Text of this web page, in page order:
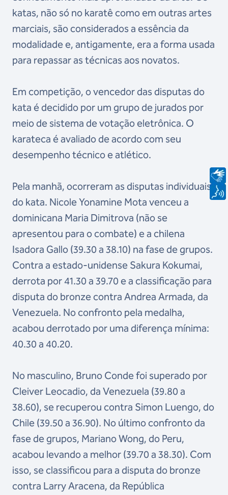
katas, não só no karatê como em outras artes
marciais, são considerados a essência da
modalidade e, antigamente, era a forma usada
para repassar as técnicas aos novatos.
Em competição, o vencedor das disputas do
kata é decidido por um grupo de jurados por
meio de sistema de votação eletrônica. O
karateca é avaliado de acordo com seu
desempenho técnico e atlético.
Pela manhã, ocorreram as disputas individuais
do kata. Nicole Yonamine Mota venceu a
dominicana Maria Dimitrova (não se
apresentou para o combate) e a chilena
Isadora Gallo (39.30 a 38.10) na fase de grupos.
Contra a estado-unidense Sakura Kokumai,
derrota por 41.30 a 39.70 e a classificação para
disputa do bronze contra Andrea Armada, da
Venezuela. No confronto pela medalha,
acabou derrotado por uma diferença mínima:
40.30 a 40.20.
No masculino, Bruno Conde foi superado por
Cleiver Leocadio, da Venezuela (39.80 a
38.60), se recuperou contra Simon Luengo, do
Chile (39.50 a 36.90). No último confronto da
fase de grupos, Mariano Wong, do Peru,
acabou levando a melhor (39.70 a 38.30). Com
isso, se classificou para a disputa do bronze
contra Larry Aracena, da República